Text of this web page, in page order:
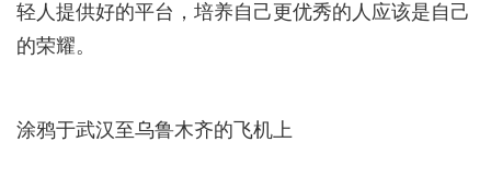
轻人提供好的平台，培养自己更优秀的人应该是自己
的荣耀。
涂鸦于武汉至乌鲁木齐的飞机上